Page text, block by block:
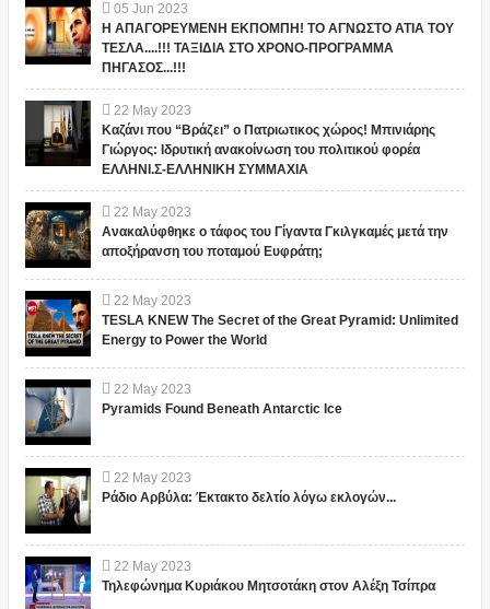
05 Jun 2023
Η ΑΠΑΓΟΡΕΥΜΕΝΗ ΕΚΠΟΜΠΗ! ΤΟ ΑΓΝΩΣΤΟ ΑΤΙΑ ΤΟΥ
ΤΕΣΛΑ....!!! ΤΑΞΙΔΙΑ ΣΤΟ ΧΡΟΝΟ-ΠΡΟΓΡΑΜΜΑ
ΠΗΓΑΣΟΣ...!!!
22 May 2023
Καζάνι που “Βράζει” ο Πατριωτικος χώρος! Μπινιάρης
Γιώργος: Ιδρυτική ανακοίνωση του πολιτικού φορέα
ΕΛΛΗΝΙ.Σ-ΕΛΛΗΝΙΚΗ ΣΥΜΜΑΧΙΑ
22 May 2023
Ανακαλύφθηκε ο τάφος του Γίγαντα Γκιλγκαμές μετά την
αποξήρανση του ποταμού Ευφράτη;
22 May 2023
TESLA KNEW The Secret of the Great Pyramid: Unlimited
Energy to Power the World
22 May 2023
Pyramids Found Beneath Antarctic Ice
22 May 2023
Ράδιο Αρβύλα: Έκτακτο δελτίο λόγω εκλογών...
22 May 2023
Τηλεφώνημα Κυριάκου Μητσοτάκη στον Αλέξη Τσίπρα